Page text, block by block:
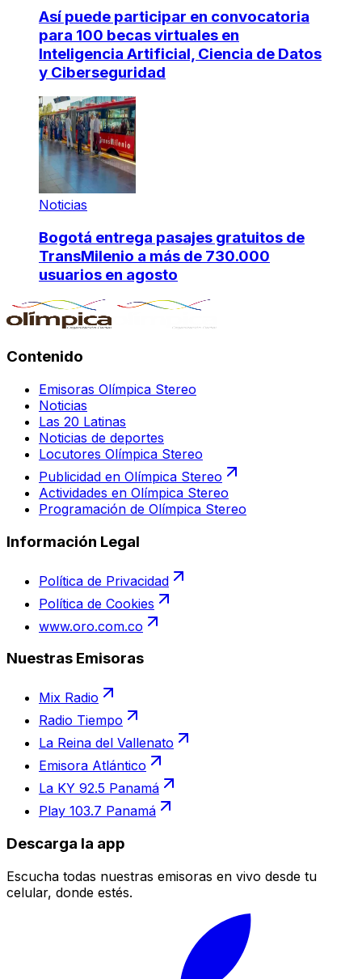
Así puede participar en convocatoria
para 100 becas virtuales en
Inteligencia Artificial, Ciencia de Datos
y Ciberseguridad
Noticias
Bogotá entrega pasajes gratuitos de
TransMilenio a más de 730.000
usuarios en agosto
Contenido
Emisoras Olímpica Stereo
Noticias
Las 20 Latinas
Noticias de deportes
Locutores Olímpica Stereo
Publicidad en Olímpica Stereo
Actividades en Olímpica Stereo
Programación de Olímpica Stereo
Información Legal
Política de Privacidad
Política de Cookies
www.oro.com.co
Nuestras Emisoras
Mix Radio
Radio Tiempo
La Reina del Vallenato
Emisora Atlántico
La KY 92.5 Panamá
Play 103.7 Panamá
Descarga la app
Escucha todas nuestras emisoras en vivo desde tu
celular, donde estés.